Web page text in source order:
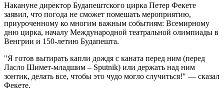
Накануне директор Будапештского цирка Петер Фекете
заявил, что погода не сможет помешать мероприятию,
приуроченному ко многим важным событиям: Всемирному
дню цирка, началу Международной театральной олимпиады в
Венгрии и 150-летию Будапешта.
"Я готов вытирать капли дождя с каната перед ним (перед
Ласло Шимет-младшим – Sputnik) или держать над ним
зонтик, делать все, чтобы это чудо могло случиться!" — сказал
Фекете.